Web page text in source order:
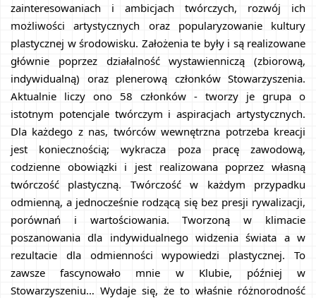
zainteresowaniach i ambicjach twórczych, rozwój ich
możliwości artystycznych oraz popularyzowanie kultury
plastycznej w środowisku. Założenia te były i są realizowane
głównie poprzez działalność wystawienniczą (zbiorową,
indywidualną) oraz plenerową członków Stowarzyszenia.
Aktualnie liczy ono 58 członków - tworzy je grupa o
istotnym potencjale twórczym i aspiracjach artystycznych.
Dla każdego z nas, twórców wewnętrzna potrzeba kreacji
jest koniecznością; wykracza poza pracę zawodową,
codzienne obowiązki i jest realizowana poprzez własną
twórczość plastyczną. Twórczość w każdym przypadku
odmienną, a jednocześnie rodzącą się bez presji rywalizacji,
porównań i wartościowania. Tworzoną w klimacie
poszanowania dla indywidualnego widzenia świata a w
rezultacie dla odmienności wypowiedzi plastycznej. To
zawsze fascynowało mnie w Klubie, później w
Stowarzyszeniu… Wydaje się, że to właśnie różnorodność